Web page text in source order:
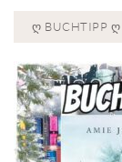
Ღ BUCHTIPP Ღ